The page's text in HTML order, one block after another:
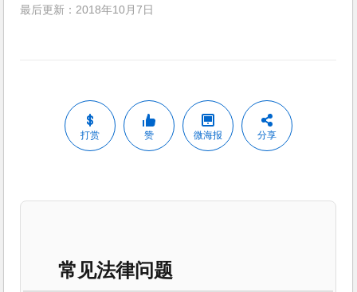
最后更新：2018年10月7日
打赏 赞 微海报 分享
常见法律问题